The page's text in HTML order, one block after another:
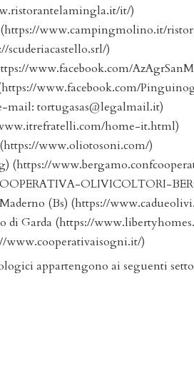
it/)
(https://www.campingmolino.it/
scuderiacastello.srl/)
www.facebook.com/
www.facebook.com/
mail: tortugasas@legalmail.it)
home-it.html)
www.oliotosoni.com/)
(https://
OLIVICOLTORI-
(Bs) (https://
di Garda (https://
www.cooperativaisogni.it/)
appartengono ai seguenti